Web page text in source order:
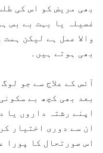
بھی مریض کو اس کی
غصیلہ یا بہت بے بس
والا عمل ہے لیکن
بھی ہوتے ہیں۔
آئس کے علاج سے جو
بعد بھی کچھ بے
اپنے رشتہ داروں یا
ان سے دوری اختیار
اس صورتحال کا پورا